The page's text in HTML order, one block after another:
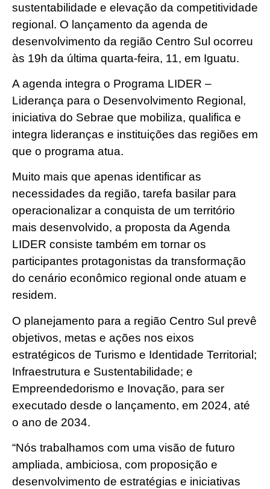
sustentabilidade e elevação da competitividade
regional. O lançamento da agenda de
desenvolvimento da região Centro Sul ocorreu
às 19h da última quarta-feira, 11, em Iguatu.
A agenda integra o Programa LIDER –
Liderança para o Desenvolvimento Regional,
iniciativa do Sebrae que mobiliza, qualifica e
integra lideranças e instituições das regiões em
que o programa atua.
Muito mais que apenas identificar as
necessidades da região, tarefa basilar para
operacionalizar a conquista de um território
mais desenvolvido, a proposta da Agenda
LIDER consiste também em tornar os
participantes protagonistas da transformação
do cenário econômico regional onde atuam e
residem.
O planejamento para a região Centro Sul prevê
objetivos, metas e ações nos eixos
estratégicos de Turismo e Identidade Territorial;
Infraestrutura e Sustentabilidade; e
Empreendedorismo e Inovação, para ser
executado desde o lançamento, em 2024, até
o ano de 2034.
“Nós trabalhamos com uma visão de futuro
ampliada, ambiciosa, com proposição e
desenvolvimento de estratégias e iniciativas